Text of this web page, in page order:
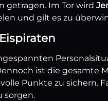
getragen. Im Tor wird
und gilt es zu
ist die gesamte
Punkte zu sichern.
sorgen.